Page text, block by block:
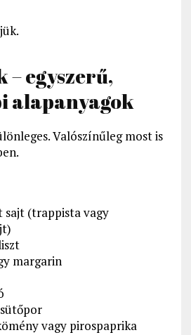
– egyszerű,
alapanyagok
Valószínűleg most is
sajt (trappista vagy
margarin
vagy pirospaprika